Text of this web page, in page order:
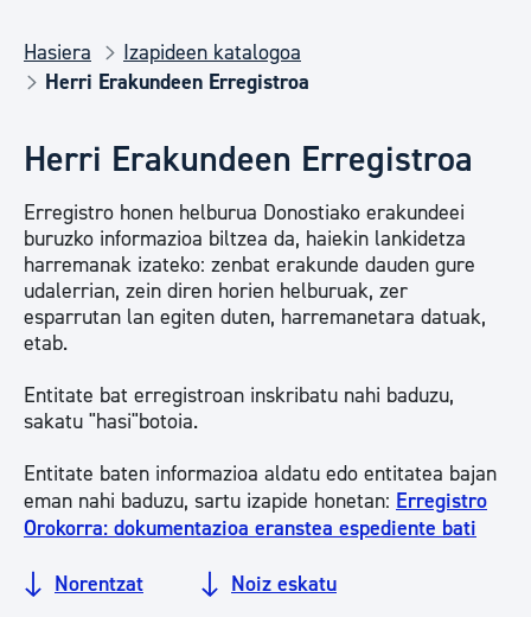
Hasiera
Izapideen katalogoa
Herri Erakundeen Erregistroa
Herri Erakundeen Erregistroa
Erregistro honen helburua Donostiako erakundeei
buruzko informazioa biltzea da, haiekin lankidetza
harremanak izateko: zenbat erakunde dauden gure
udalerrian, zein diren horien helburuak, zer
esparrutan lan egiten duten, harremanetara datuak,
etab.
Entitate bat erregistroan inskribatu nahi baduzu,
sakatu "hasi"botoia.
Entitate baten informazioa aldatu edo entitatea bajan
eman nahi baduzu, sartu izapide honetan: Erregistro
Orokorra: dokumentazioa eranstea espediente bati
Norentzat Noiz eskatu